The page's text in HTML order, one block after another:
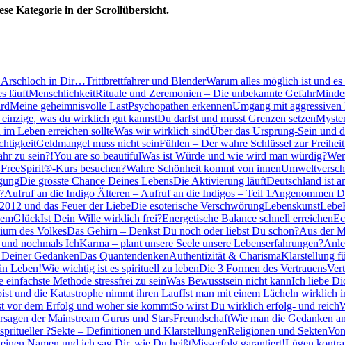
Kategorie in der Scrollübersicht.
Arschloch in Dir…Trittbrettfahrer und BlenderWarum alles möglich ist und
läuftMenschlichkeitRituale und Zeremonien – Die unbekannte Gefahr
Meine geheimnisvolle LastPsychopathen erkennenUmgang mit aggressiven
einzige, was du wirklich gut kannstDu darfst und musst Grenzen setzen
im Leben erreichen sollteWas wir wirklich sindÜber das Ursprung-Sein und
Geldmangel muss nicht seinFühlen – Der wahre Schlüssel zur
zu sein?!You are so beautifulWas ist Würde und wie wird man würdig?
Kurs besuchen?Wahre Schönheit kommt von innen
Die grösste Chance Deines LebensDie Aktivierung läuftDeutschland ist
Aufruf an die Indigo Älteren – Aufruf an die Indigos – Teil 1 Angenommen
und das Feuer der LiebeDie esoterische VerschwörungLebenskunstLebe
GlückIst Dein Wille wirklich frei?Energetische Balance schnell erreichen
des VolkesDas Gehirn – Denkst Du noch oder liebst Du schon?Aus der
nochmals IchKarma – plant unsere Seele unsere Lebenserfahrungen?
GedankenDas QuantendenkenAuthentizität & CharismaKlarstellung
Leben!Wie wichtig ist es spirituell zu lebenDie 3 Formen des Vertrauens
einfachste Methode stressfrei zu seinWas Bewusstsein nicht kannIch liebe
und die Katastrophe nimmt ihren LaufIst man mit einem Lächeln wirklich
vor dem Erfolg und woher sie kommtSo wirst Du wirklich erfolg- und reich
der Mainstream Gurus und StarsFreundschaftWie man die Gedanken
?Sekte – Definitionen und KlarstellungenReligionen und Sekten